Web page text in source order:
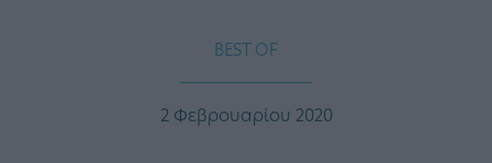
BEST OF
2 Φεβρουαρίου 2020